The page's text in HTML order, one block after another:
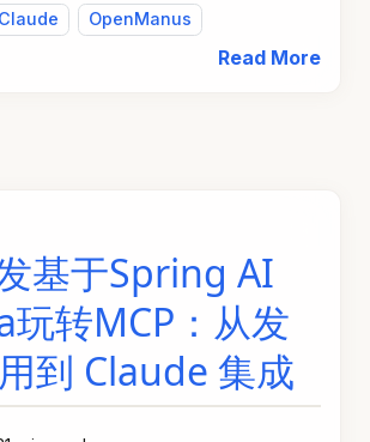
Claude OpenManus
Read More
基于Spring AI
转MCP：从发
到 Claude 集成